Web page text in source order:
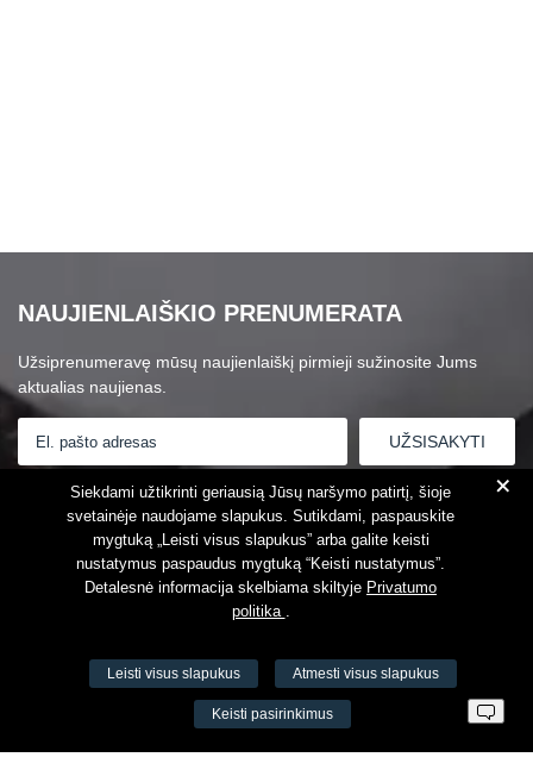
NAUJIENLAIŠKIO PRENUMERATA
Užsiprenumeravę mūsų naujienlaiškį pirmieji sužinosite Jums
aktualias naujienas.
Susipažinau suPrivatumo politika
VŠĮ Fitneso mokymo centras AEROMIX
+
Siekdami užtikrinti geriausią Jūsų naršymo patirtį, šioje
svetainėje naudojame slapukus. Sutikdami, paspauskite
mygtuką „Leisti visus slapukus” arba galite keisti
nustatymus paspaudus mygtuką “Keisti nustatymus”.
Detalesnė informacija skelbiama skiltyje Privatumo
politika .
Leisti visus slapukus Atmesti visus slapukus
Keisti pasirinkimus